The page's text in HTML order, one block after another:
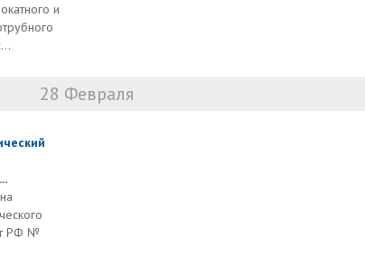
и
28 Февраля
РФ №